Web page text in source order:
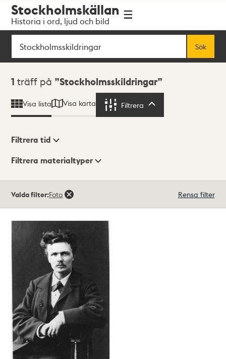
navigationen
huvudinnehållet
Stockholmskällan
Historia i ord, ljud och bild
Sök
Sök
Sökresultat
1 träff på Stockholmsskildringar
Visa lista Visa karta Filtrera
Visningsläge
Filtrera tid
Filtrera materialtyper
träffar
Valda filter:Foto Rensa filter